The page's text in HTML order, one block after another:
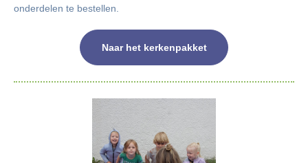
onderdelen te bestellen.
Naar het kerkenpakket